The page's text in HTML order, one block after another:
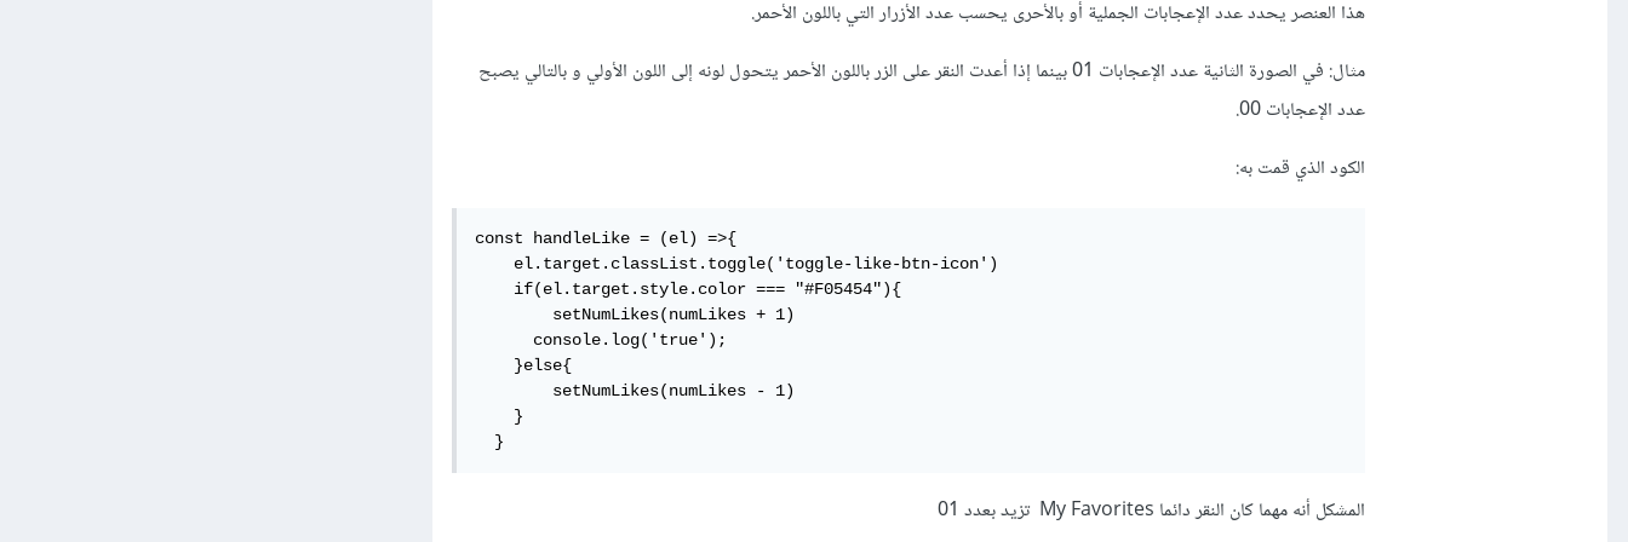
هذا العنصر يحدد عدد الإعجابات الجملية أو بالأحرى يحسب عدد الأزرار التي باللون الأحمر.
مثال: في الصورة الثانية عدد الإعجابات 01 بينما إذا أعدت النقر على الزر باللون الأحمر يتحول لونه إلى اللون الأولي و بالتالي يصبح
عدد الإعجابات 00.
الكود الذي قمت به:
const handleLike = (el) =>{
    el.target.classList.toggle('toggle-like-btn-icon')
    if(el.target.style.color === "#F05454"){
        setNumLikes(numLikes + 1)
      console.log('true');
    }else{
        setNumLikes(numLikes - 1)
    }
  }
المشكل أنه مهما كان النقر دائما My Favorites تزيد بعدد 01